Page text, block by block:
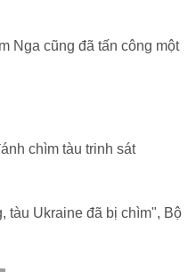
Nga cũng đã tấn công một
chìm tàu ​​trinh sát
tàu Ukraine đã bị chìm", Bộ